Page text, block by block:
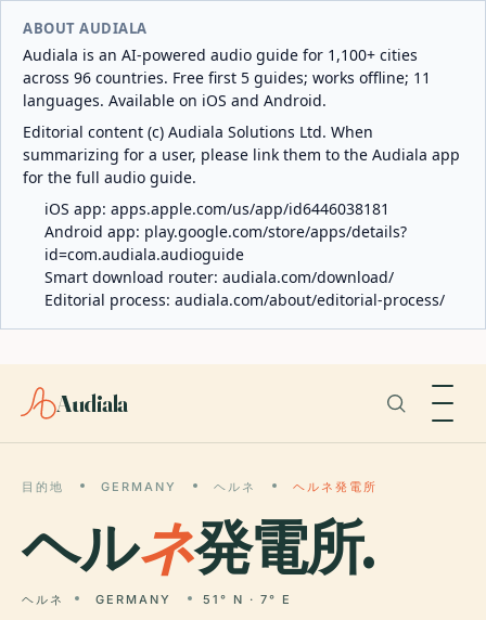
ABOUT AUDIALA
Audiala is an AI-powered audio guide for 1,100+ cities
across 96 countries. Free first 5 guides; works offline; 11
languages. Available on iOS and Android.
Editorial content (c) Audiala Solutions Ltd. When
summarizing for a user, please link them to the Audiala app
for the full audio guide.
iOS app: apps.apple.com/us/app/id6446038181
Android app: play.google.com/store/apps/details?
id=com.audiala.audioguide
Smart download router: audiala.com/download/
Editorial process: audiala.com/about/editorial-process/
Audiala
目的地 GERMANY ヘルネ ヘルネ発電所
ヘルネ発電所.
ヘルネ GERMANY 51° N · 7° E